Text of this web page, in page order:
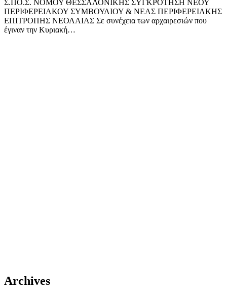
Σ.ΠΟ.Σ. ΝΟΜΟΥ ΘΕΣΣΑΛΟΝΙΚΗΣ ΣΥΓΚΡΟΤΗΣΗ ΝΕΟΥ
ΠΕΡΙΦΕΡΕΙΑΚΟΥ ΣΥΜΒΟΥΛΙΟΥ & ΝΕΑΣ ΠΕΡΙΦΕΡΕΙΑΚΗΣ
ΕΠΙΤΡΟΠΗΣ ΝΕΟΛΑΙΑΣ Σε συνέχεια των αρχαιρεσιών που
έγιναν την Κυριακή…
Archives